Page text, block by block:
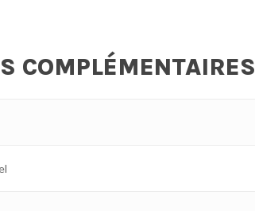
COMPLÉMENTAIRES